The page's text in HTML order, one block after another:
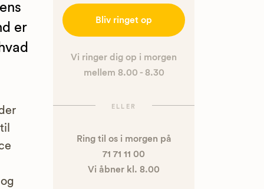
er
Bliv ringet op
Vi ringer dig op i morgen
mellem 8.00 - 8.30
ELLER
Ring til os i morgen på
71 71 11 00
Vi åbner kl. 8.00